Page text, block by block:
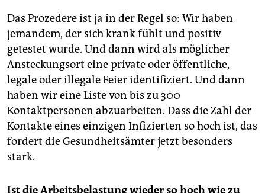
Das Prozedere ist ja in der Regel so: Wir haben
jemandem, der sich krank fühlt und positiv
getestet wurde. Und dann wird als möglicher
Ansteckungsort eine private oder öffentliche,
legale oder illegale Feier identifiziert. Und dann
haben wir eine Liste von bis zu 300
Kontaktpersonen abzuarbeiten. Dass die Zahl der
Kontakte eines einzigen Infizierten so hoch ist, das
fordert die Gesundheitsämter jetzt besonders
stark.
Ist die Arbeitsbelastung wieder so hoch wie zu